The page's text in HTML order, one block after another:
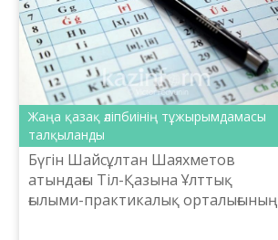
Жаңа қазақ әліпбиінің тұжырымдамасы
талқыланды
Бүгін Шайсұлтан Шаяхметов
атындағы Тіл-Қазына Ұлттық
ғылыми-практикалық орталығының